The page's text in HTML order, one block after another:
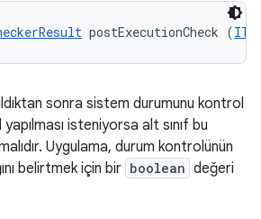
postExecutionCheck (
sonra sistem durumunu kontrol
isteniyorsa alt sınıf bu
Uygulama, durum kontrolünün
belirtmek için bir boolean değeri